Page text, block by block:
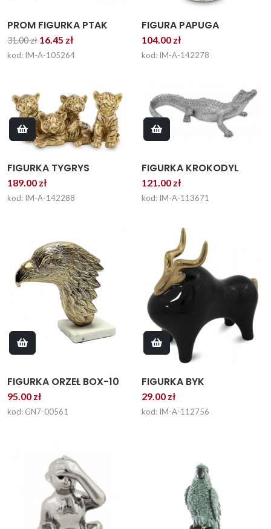
PROM FIGURKA PTAK
31.00 zł 16.45 zł
kod: IM-A-105264
FIGURA PAPUGA
104.00 zł
kod: IM-A-142278
FIGURKA TYGRYS
189.00 zł
kod: IM-A-142288
FIGURKA KROKODYL
121.00 zł
kod: IM-A-113671
FIGURKA ORZEŁ BOX-10
95.00 zł
kod: GN7-00561
FIGURKA BYK
29.00 zł
kod: IM-A-112756